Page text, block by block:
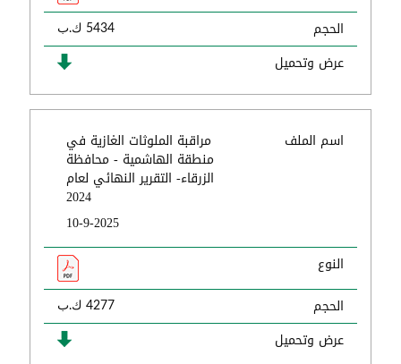
الحجم
5434 ك.ب
عرض وتحميل
اسم الملف مراقبة الملوثات الغازية في
منطقة الهاشمية - محافظة
الزرقاء- التقرير النهائي لعام
2024
10-9-2025
النوع
الحجم
4277 ك.ب
عرض وتحميل